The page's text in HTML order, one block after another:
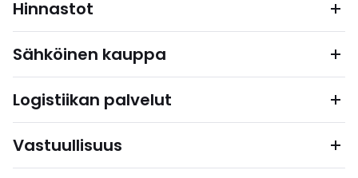
Hinnastot
Sähköinen kauppa
Logistiikan palvelut
Vastuullisuus